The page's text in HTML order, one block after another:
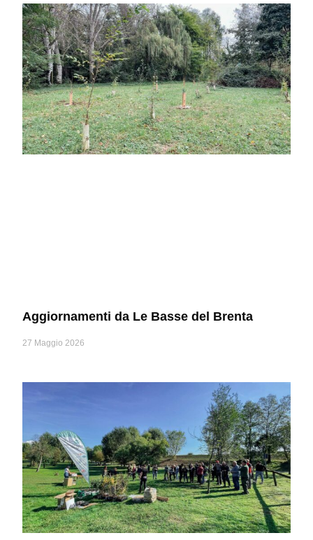
Aggiornamenti da Le Basse del Brenta
27 Maggio 2026